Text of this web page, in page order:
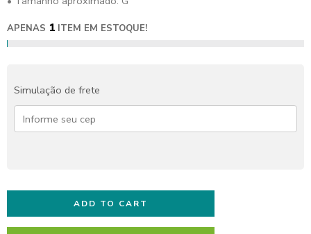
APENAS 1 ITEM EM ESTOQUE!
Simulação de frete
ADD TO CART